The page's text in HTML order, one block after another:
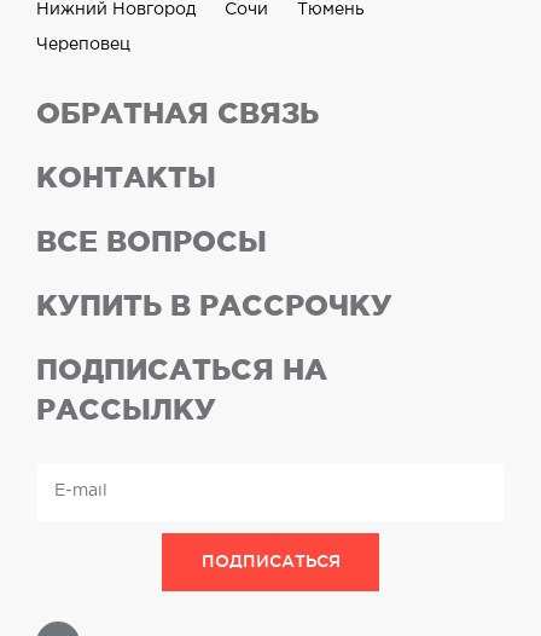
Нижний Новгород Сочи Тюмень
Череповец
ОБРАТНАЯ СВЯЗЬ
КОНТАКТЫ
ВСЕ ВОПРОСЫ
КУПИТЬ В РАССРОЧКУ
ПОДПИСАТЬСЯ НА
РАССЫЛКУ